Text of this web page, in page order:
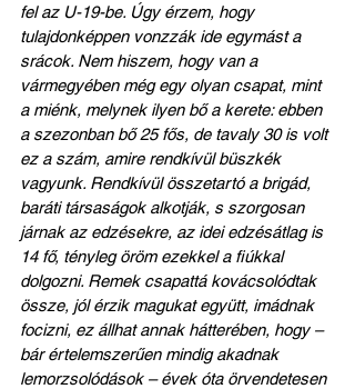
fel az U-19-be. Úgy érzem, hogy
tulajdonképpen vonzzák ide egymást a
srácok. Nem hiszem, hogy van a
vármegyében még egy olyan csapat, mint
a miénk, melynek ilyen bő a kerete: ebben
a szezonban bő 25 fős, de tavaly 30 is volt
ez a szám, amire rendkívül büszkék
vagyunk. Rendkívül összetartó a brigád,
baráti társaságok alkotják, s szorgosan
járnak az edzésekre, az idei edzésátlag is
14 fő, tényleg öröm ezekkel a fiúkkal
dolgozni. Remek csapattá kovácsolódtak
össze, jól érzik magukat együtt, imádnak
focizni, ez állhat annak hátterében, hogy –
bár értelemszerűen mindig akadnak
lemorzsolódások – évek óta örvendetesen